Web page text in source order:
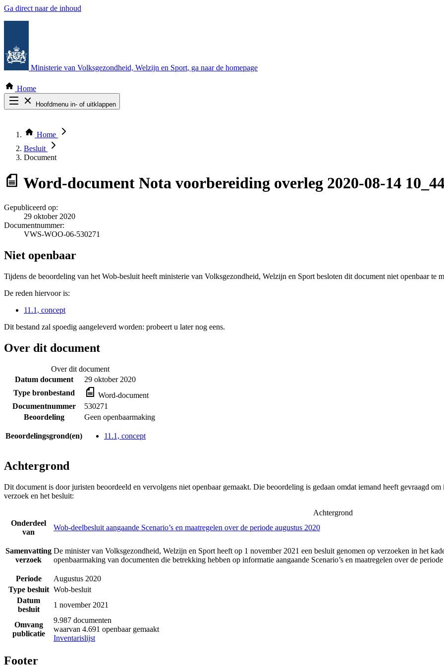
Ga direct naar de inhoud
Ministerie van Volksgezondheid, Welzijn en Sport, ga naar de homepage
Home
Hoofdmenu in- of uitklappen
Thema COVID-19
Bekijk per bestuursorgaan
Home
Besluit
Document
Word-document Nota voorbereiding overleg 2020-08-14
Gepubliceerd op:
29 oktober 2020
Documentnummer:
VWS-WOO-06-530271
Niet openbaar
Tijdens de beoordeling van het Wob-besluit heeft ministerie van Volksgezondheid, Welzijn en Sport besloten dit document niet openbaar te
De reden hiervoor is:
11.1, concept
Dit bestand zal spoedig aangeleverd worden: probeert u later nog eens.
Over dit document
Over dit document
Datum document
29 oktober 2020
Type bronbestand
Word-document
Documentnummer
530271
Beoordeling
Geen openbaarmaking
Beoordelingsgrond(en) 11.1, concept
Achtergrond
Dit document is door juristen beoordeeld en vervolgens niet openbaar gemaakt. Die beoordeling is gedaan omdat iemand heeft gevraagd
verzoek en het besluit:
Achtergrond
Onderdeel
van
Wob-deelbesluit aangaande Scenario’s en maatregelen over de periode augustus 2020
Samenvatting
verzoek
De minister van Volksgezondheid, Welzijn en Sport heeft op 1 november 2021 een besluit genomen op verzoeken in het
openbaarmaking van documenten die betrekking hebben op informatie aangaande Scenario’s en maatregelen over de
Periode
Augustus 2020
Type besluit Wob-besluit
Datum
besluit
1 november 2021
Omvang
publicatie
9.987 documenten
waarvan 4.691 openbaar gemaakt
Inventarislijst
Footer